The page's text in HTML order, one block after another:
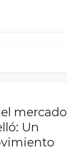
mercado
Un